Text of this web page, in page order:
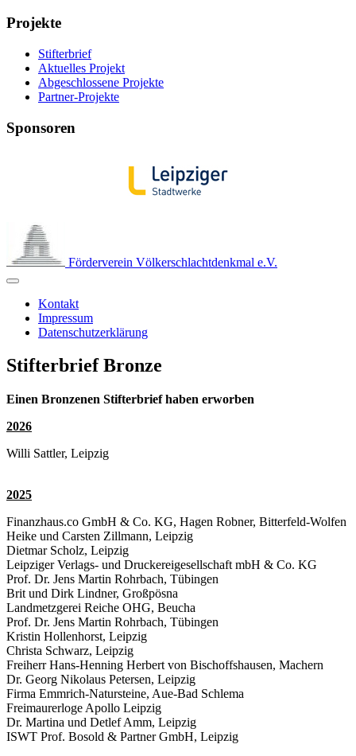
Projekte
Stifterbrief
Aktuelles Projekt
Abgeschlossene Projekte
Partner-Projekte
Sponsoren
Förderverein Völkerschlachtdenkmal e.V.
Kontakt
Impressum
Datenschutzerklärung
Stifterbrief Bronze
Einen Bronzenen Stifterbrief haben erworben
2026
Willi Sattler, Leipzig
2025
Finanzhaus.co GmbH & Co. KG, Hagen Robner, Bitterfeld-Wolfen
Heike und Carsten Zillmann, Leipzig
Dietmar Scholz, Leipzig
Leipziger Verlags- und Druckereigesellschaft mbH & Co. KG
Prof. Dr. Jens Martin Rohrbach, Tübingen
Brit und Dirk Lindner, Großpösna
Landmetzgerei Reiche OHG, Beucha
Prof. Dr. Jens Martin Rohrbach, Tübingen
Kristin Hollenhorst, Leipzig
Christa Schwarz, Leipzig
Freiherr Hans-Henning Herbert von Bischoffshausen, Machern
Dr. Georg Nikolaus Petersen, Leipzig
Firma Emmrich-Natursteine, Aue-Bad Schlema
Freimaurerloge Apollo Leipzig
Dr. Martina und Detlef Amm, Leipzig
ISWT Prof. Bosold & Partner GmbH, Leipzig